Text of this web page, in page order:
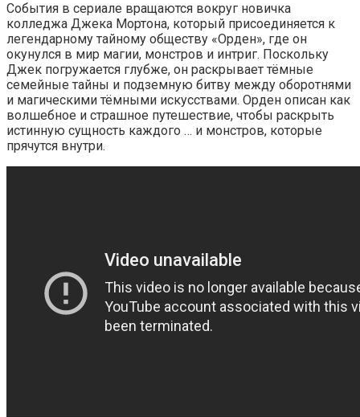
События в сериале вращаются вокруг новичка
колледжа Джека Мортона, который присоединяется к
легендарному тайному обществу «Орден», где он
окунулся в мир магии, монстров и интриг. Поскольку
Джек погружается глубже, он раскрывает тёмные
семейные тайны и подземную битву между оборотнями
и магическими тёмными искусствами. Орден описан как
волшебное и страшное путешествие, чтобы раскрыть
истинную сущность каждого … и монстров, которые
прячутся внутри.